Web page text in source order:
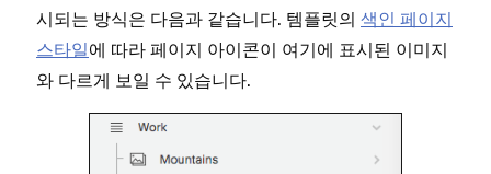
시되는 방식은 다음과 같습니다. 템플릿의 색인 페이지
스타일에 따라 페이지 아이콘이 여기에 표시된 이미지
와 다르게 보일 수 있습니다.